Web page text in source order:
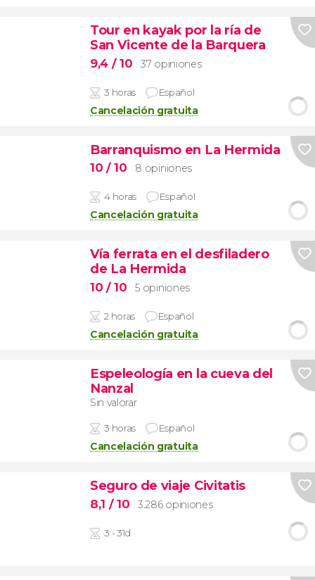
Tour en kayak por la ría de
San Vicente de la Barquera
9,4 / 10 37 opiniones
3 horas Español
Cancelación gratuita
Barranquismo en La Hermida
10 / 10 8 opiniones
4 horas Español
Cancelación gratuita
Vía ferrata en el desfiladero
de La Hermida
10 / 10 5 opiniones
2 horas Español
Cancelación gratuita
Espeleología en la cueva del
Nanzal
Sin valorar
3 horas Español
Cancelación gratuita
Seguro de viaje Civitatis
8,1 / 10 3.286 opiniones
3 - 31d